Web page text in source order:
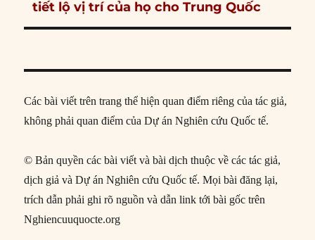
post:
tiết lộ vị trí của họ cho Trung Quốc
Các bài viết trên trang thể hiện quan điểm riêng của tác giả,
không phải quan điểm của Dự án Nghiên cứu Quốc tế.
© Bản quyền các bài viết và bài dịch thuộc về các tác giả,
dịch giả và Dự án Nghiên cứu Quốc tế. Mọi bài đăng lại,
trích dẫn phải ghi rõ nguồn và dẫn link tới bài gốc trên
Nghiencuuquocte.org